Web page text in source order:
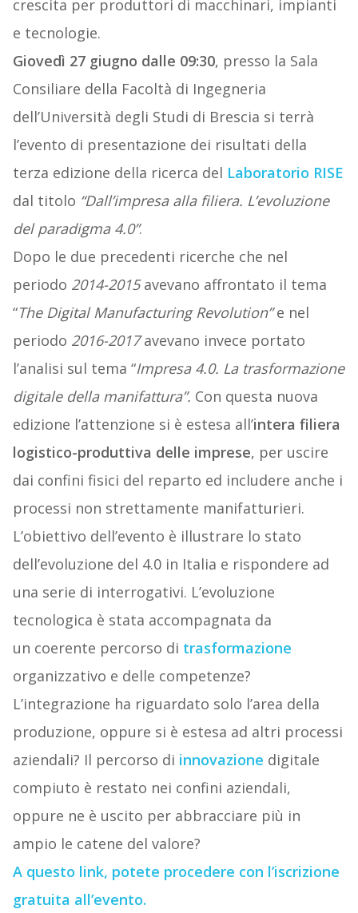
crescita per produttori di macchinari, impianti
e tecnologie.
Giovedì 27 giugno dalle 09:30, presso la Sala
Consiliare della Facoltà di Ingegneria
dell’Università degli Studi di Brescia si terrà
l’evento di presentazione dei risultati della
terza edizione della ricerca del Laboratorio RISE
dal titolo “Dall’impresa alla filiera. L’evoluzione
del paradigma 4.0”.
Dopo le due precedenti ricerche che nel
periodo 2014-2015avevano affrontato il tema
“The Digital Manufacturing Revolution”e nel
periodo 2016-2017avevano invece portato
l’analisi sul tema “Impresa 4.0. La trasformazione
digitale della manifattura”. Con questa nuova
edizione l’attenzione si è estesa all’intera filiera
logistico-produttiva delle imprese, per uscire
dai confini fisici del reparto ed includere anche i
processi non strettamente manifatturieri.
L’obiettivo dell’evento è illustrare lo stato
dell’evoluzione del 4.0 in Italia e rispondere ad
una serie di interrogativi. L’evoluzione
tecnologica è stata accompagnata da
un coerente percorso di trasformazione
organizzativo e delle competenze?
L’integrazione ha riguardato solo l’area della
produzione, oppure si è estesa ad altri processi
aziendali? Il percorso di innovazione digitale
compiuto è restato nei confini aziendali,
oppure ne è uscito per abbracciare più in
ampio le catene del valore?
A questo link, potete procedere con l’iscrizione
gratuita all’evento.